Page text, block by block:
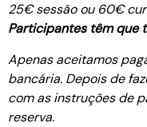
25€ sessão ou 60€
Participantes têm que
Apenas aceitamos
bancária. Depois de
com as instruções de
reserva.